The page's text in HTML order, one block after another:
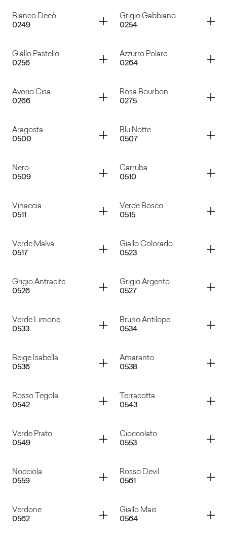
Bianco Decò
0249
Container
Grigio Gabbiano
0254
Container
Giallo Pastello
0256
Container
Azzurro Polare
0264
Container
Avorio Cisa
0266
Container
Rosa Bourbon
0275
Container
Aragosta
0500
Container
Blu Notte
0507
Container
Nero
0509
Container
Carruba
0510
Container
Vinaccia
0511
Container
Verde Bosco
0515
Container
Verde Malva
0517
Container
Giallo Colorado
0523
Container
Grigio Antracite
0526
Container
Grigio Argento
0527
Container
Verde Limone
0533
Container
Bruno Antilope
0534
Container
Beige Isabella
0536
Container
Amaranto
0538
Container
Rosso Tegola
0542
Container
Terracotta
0543
Container
Verde Prato
0549
Container
Cioccolato
0553
Container
Nocciola
0559
Container
Rosso Devil
0561
Container
Verdone
0562
Container
Giallo Mais
0564
Container